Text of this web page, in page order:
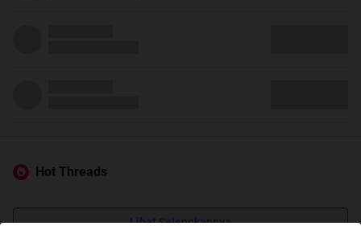
Hot Threads
Lihat Selengkapnya